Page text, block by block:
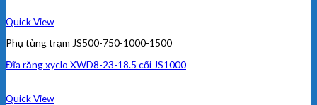
Quick View
Phụ tùng trạm JS500-750-1000-1500
Đĩa răng xyclo XWD8-23-18.5 cối JS1000
Quick View